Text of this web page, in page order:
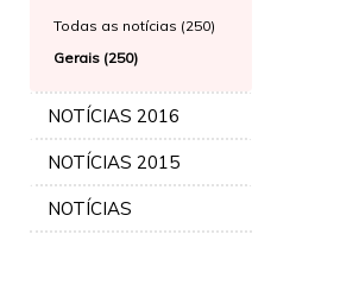
Todas as notícias (250)
Gerais (250)
NOTÍCIAS 2016
NOTÍCIAS 2015
NOTÍCIAS